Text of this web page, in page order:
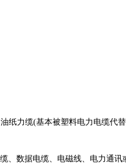
力缆(基本被塑料电力电缆代
数据电缆、电磁线、电力通讯